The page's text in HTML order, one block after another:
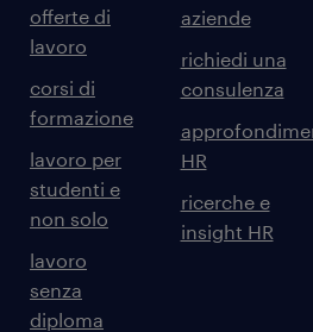
offerte di
lavoro
corsi di
formazione
lavoro per
studenti e
non solo
lavoro
senza
diploma
aziende
richiedi una
consulenza
HR
ricerche e
insight HR